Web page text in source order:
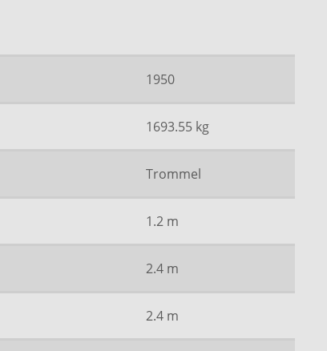
1950
1693.55 kg
Trommel
1.2 m
2.4 m
2.4 m